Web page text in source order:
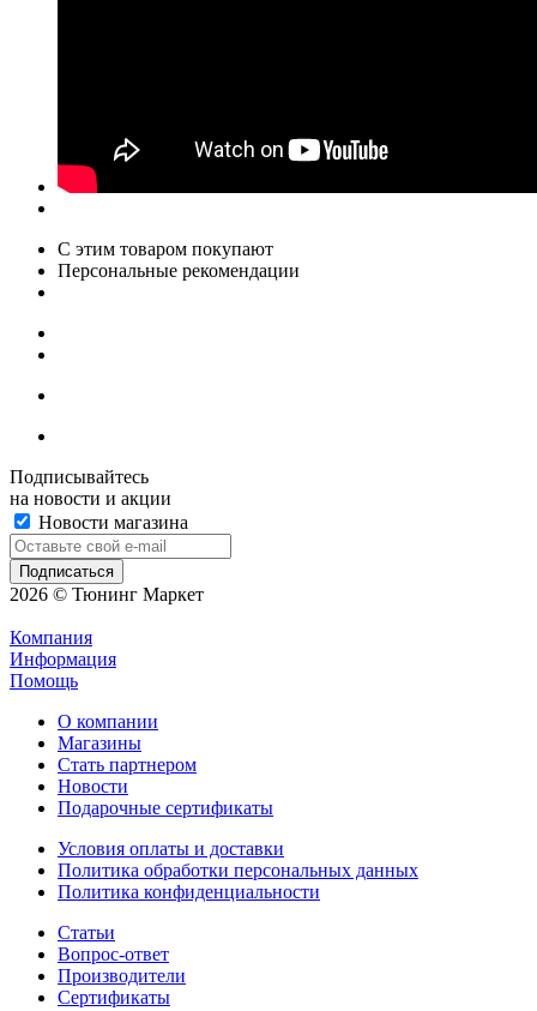
С этим товаром покупают
Персональные рекомендации
Подписывайтесь
на новости и акции
Новости магазина
2026 © Тюнинг Маркет
Компания
Информация
Помощь
О компании
Магазины
Стать партнером
Новости
Подарочные сертификаты
Условия оплаты и доставки
Политика обработки персональных данных
Политика конфиденциальности
Статьи
Вопрос-ответ
Производители
Сертификаты